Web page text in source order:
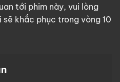
tới phim này, vui lòng
sẽ khắc phục trong vòng 10